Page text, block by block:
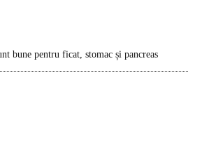
bune pentru ficat, stomac și pancreas